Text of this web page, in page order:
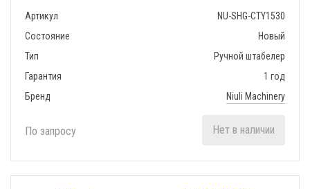
Артикул
NU-SHG-CTY1530
Состояние
Новый
Тип
Ручной штабелер
Гарантия
1 год
Бренд
Niuli Machinery
По запросу Нет в наличии